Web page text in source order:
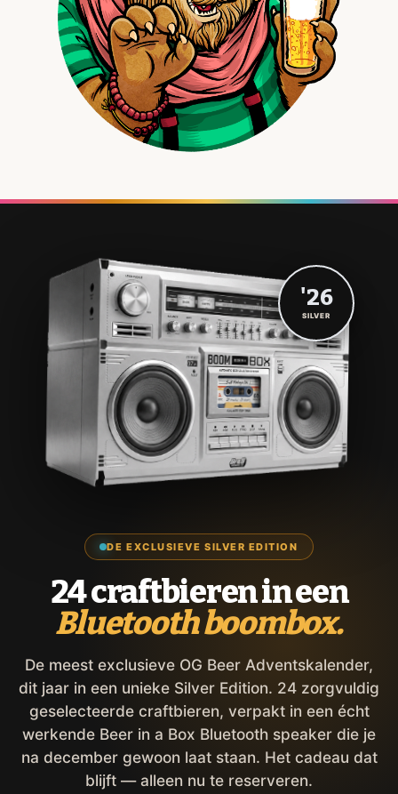
DE EXCLUSIEVE SILVER EDITION
24 craftbieren in een
Bluetooth boombox.
De meest exclusieve OG Beer Adventskalender,
dit jaar in een unieke Silver Edition. 24 zorgvuldig
geselecteerde craftbieren, verpakt in een écht
werkende Beer in a Box Bluetooth speaker die je
na december gewoon laat staan. Het cadeau dat
blijft — alleen nu te reserveren.
'26
SILVER